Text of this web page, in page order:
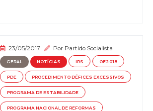
23/05/2017 Por Partido Socialista
GERAL NOTÍCIAS IRS OE2018
PDE PROCEDIMENTO DÉFICES EXCESSIVOS
PROGRAMA DE ESTABILIDADE
PROGRAMA NACIONAL DE REFORMAS